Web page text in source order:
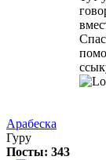
Арабеска
Гуру
Посты: 343